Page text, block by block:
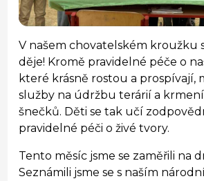
V našem chovatelském kroužku
děje! Kromě pravidelné péče o
které krásně rostou a prospívají,
služby na údržbu terárií a
šnečků. Děti se tak učí
pravidelné péči o živé tvory.
Tento měsíc jsme se zaměřili na
Seznámili jsme se s naším